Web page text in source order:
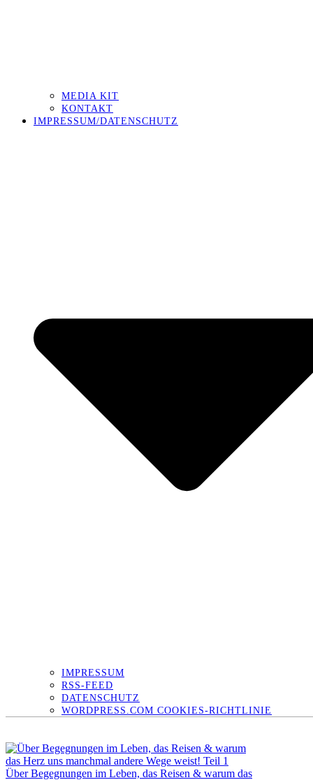
MEDIA KIT
KONTAKT
IMPRESSUM/DATENSCHUTZ
IMPRESSUM
RSS-FEED
DATENSCHUTZ
WORDPRESS.COM COOKIES-RICHTLINIE
Über Begegnungen im Leben, das Reisen & warum das